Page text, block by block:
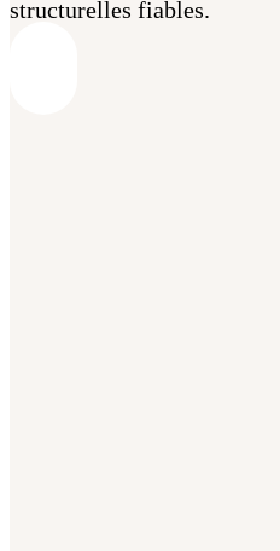
structurelles fiables.